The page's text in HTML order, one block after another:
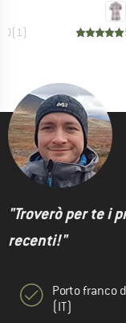
( 1)
"Troverò per te i
recenti!"
Porto franco
(IT)